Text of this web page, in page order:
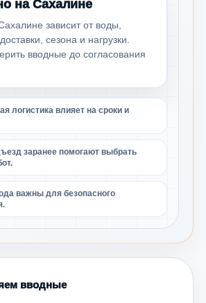
на Сахалине
зависит от воды,
сезона и нагрузки.
вводные до согласования
логистика влияет на сроки и
заранее помогают выбрать
важны для безопасного
вводные